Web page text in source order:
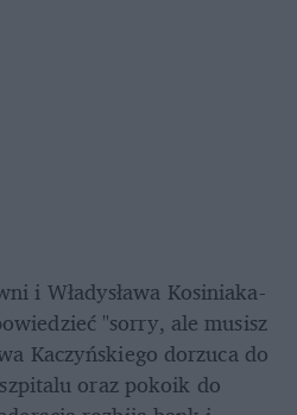
i Władysława Kosiniaka-
"sorry, ale musisz
Kaczyńskiego dorzuca do
oraz pokoik do